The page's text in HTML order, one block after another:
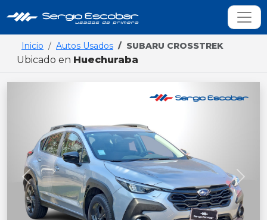
Inicio Autos Usados SUBARU CROSSTREK
Ubicado en Huechuraba
Previous Next